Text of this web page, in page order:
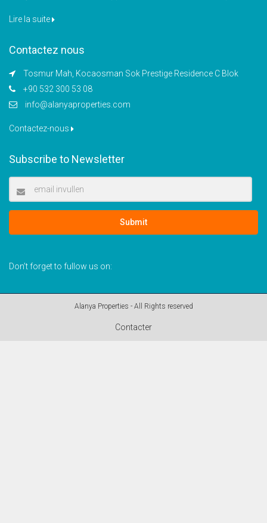
Lire la suite
Contactez nous
Tosmur Mah, Kocaosman Sok Prestige Residence C Blok
+90 532 300 53 08
info@alanyaproperties.com
Contactez-nous
Subscribe to Newsletter
Submit
Don’t forget to fullow us on:
Alanya Properties - All Rights reserved
Contacter